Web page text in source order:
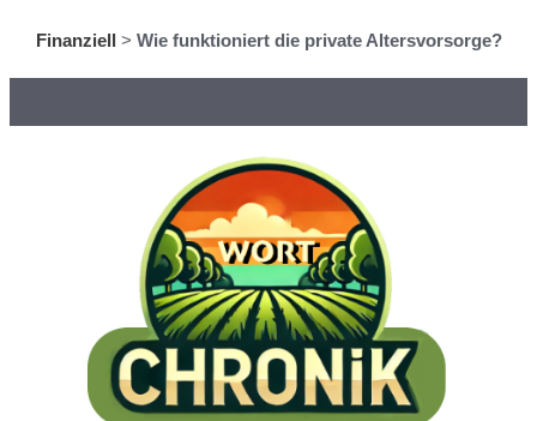
Finanziell > Wie funktioniert die private Altersvorsorge?